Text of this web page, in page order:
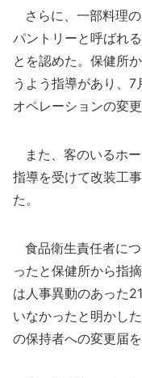
さらに、一部料理の
パントリーと呼ばれ
とを認めた。保健所
うよう指導があり、
オペレーションの変
また、客のいるホー
指導を受けて改装工
た。
食品衛生責任者に
ったと保健所から指
は人事異動のあった
いなかったと明かし
の保持者への変更届